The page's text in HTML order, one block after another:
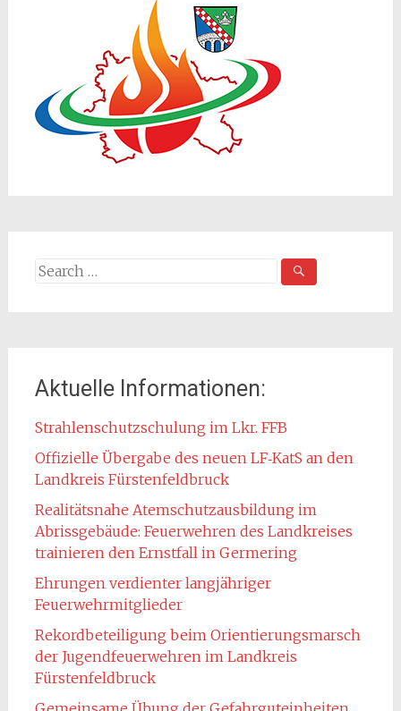
Search
Aktuelle Informationen:
Strahlenschutzschulung im Lkr. FFB
Offizielle Übergabe des neuen LF‑KatS an den
Landkreis Fürstenfeldbruck
Realitätsnahe Atemschutzausbildung im
Abrissgebäude: Feuerwehren des Landkreises
trainieren den Ernstfall in Germering
Ehrungen verdienter langjähriger
Feuerwehrmitglieder
Rekordbeteiligung beim Orientierungsmarsch
der Jugendfeuerwehren im Landkreis
Fürstenfeldbruck